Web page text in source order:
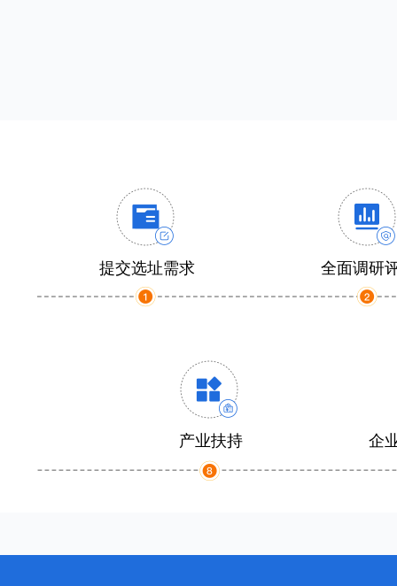
提交选址需求 全面调研
产业扶持 企